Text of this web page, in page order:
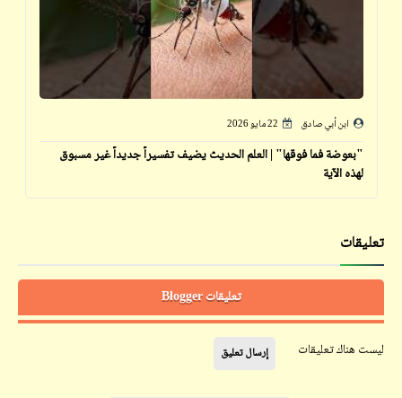
ابن أبي صادق 22 مايو 2026
"بعوضة فما فوقها" | العلم الحديث يضيف تفسيراً جديداً غير مسبوق
لهذه الآية
تعليقات
تعليقات Blogger
ليست هناك تعليقات إرسال تعليق